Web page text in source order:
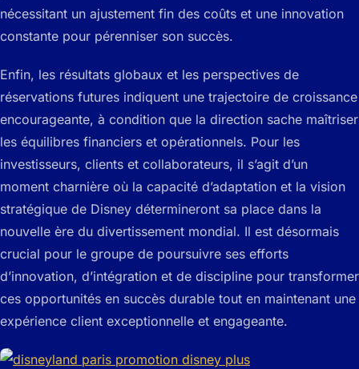
nécessitant un ajustement fin des coûts et une innovation
constante pour pérenniser son succès.
Enfin, les résultats globaux et les perspectives de
réservations futures indiquent une trajectoire de croissance
encourageante, à condition que la direction sache maîtriser
les équilibres financiers et opérationnels. Pour les
investisseurs, clients et collaborateurs, il s’agit d’un
moment charnière où la capacité d’adaptation et la vision
stratégique de Disney détermineront sa place dans la
nouvelle ère du divertissement mondial. Il est désormais
crucial pour le groupe de poursuivre ses efforts
d’innovation, d’intégration et de discipline pour transformer
ces opportunités en succès durable tout en maintenant une
expérience client exceptionnelle et engageante.